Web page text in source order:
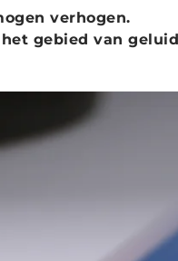
verhogen.
gebied van